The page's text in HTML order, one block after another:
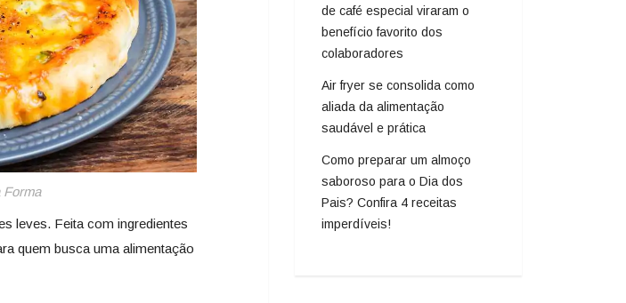
Forma
leves. Feita com ingredientes
quem busca uma alimentação
de café especial viraram o
benefício favorito dos
colaboradores
Air fryer se consolida como
aliada da alimentação
saudável e prática
Como preparar um almoço
saboroso para o Dia dos
Pais? Confira 4 receitas
imperdíveis!